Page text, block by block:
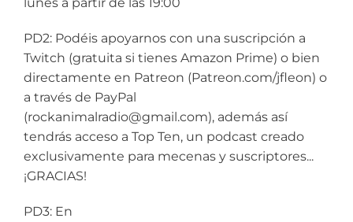
PD2: Podéis apoyarnos con una suscripción a
Twitch (gratuita si tienes Amazon Prime) o bien
directamente en Patreon (Patreon.com/jfleon) o
a través de PayPal
(rockanimalradio@gmail.com), además así
tendrás acceso a Top Ten, un podcast creado
exclusivamente para mecenas y suscriptores...
¡GRACIAS!
PD3: En